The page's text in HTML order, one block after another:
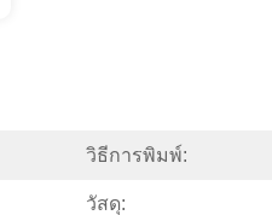
วิธีการพิมพ์:
วัสดุ: